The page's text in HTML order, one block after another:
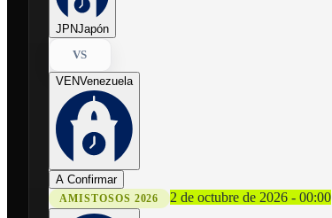
JPNJapón
VS
VENVenezuela
A Confirmar
AMISTOSOS 2026 2 de octubre de 2026 - 00:00